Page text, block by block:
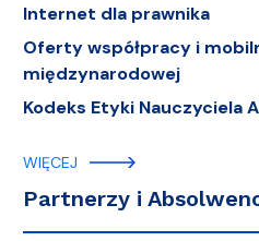
Internet dla prawnika
Oferty współpracy i
międzynarodowej
Kodeks Etyki Nauczyciela
WIĘCEJ
Partnerzy i